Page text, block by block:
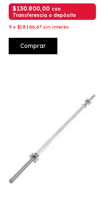
$130.800,00 con
Transferencia o depósito
9 x $18.166,67 sin interés
Comprar